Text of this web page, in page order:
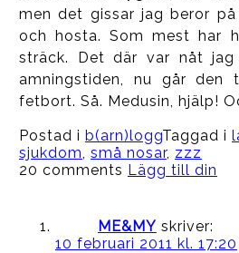
men det gissar jag beror
och hosta. Som mest har
sträck. Det där var nåt
amningstiden, nu går den
fetbort. Så. Medusin, hjälp!
Postad i b(arn)loggTaggad i
sjukdom, små nosar, zzz
20 comments Lägg till din
ME&MY skriver:
10 februari 2011 kl. 17:20